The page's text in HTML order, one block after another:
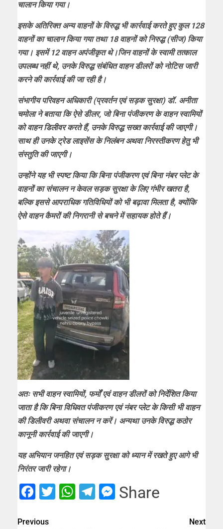
चालान किया गया।
इसके अतिरिक्त अन्य वाहनों के विरुद्ध भी कार्रवाई करते हुए कुल 128
वाहनों का चालान किया गया तथा 18 वाहनों को निरुद्ध (सीज) किया
गया। इसमें 12 वाहन अपंजीकृत थे।जिन वाहनों के स्वामी तत्काल
उपलब्ध नहीं थे, उनके विरुद्ध संबंधित वाहन डीलरों को नोटिस जारी
करने की कार्रवाई की जा रही है।
संभागीय परिवहन अधिकारी (प्रवर्तन एवं सड़क सुरक्षा) डॉ. अनीता
चमोला ने बताया कि ऐसे डीलर, जो बिना पंजीकरण के वाहन स्वामियों
को वाहन डिलीवर करते हैं, उनके विरुद्ध सख्त कार्रवाई की जाएगी।
साथ ही उनके ट्रेड लाइसेंस के निलंबन अथवा निरस्तीकरण हेतु भी
संस्तुति की जाएगी।
उन्होंने यह भी स्पष्ट किया कि बिना पंजीकरण एवं बिना नंबर प्लेट के
वाहनों का संचालन न केवल सड़क सुरक्षा के लिए गंभीर खतरा है,
बल्कि इससे आपराधिक गतिविधियों को भी बढ़ावा मिलता है, क्योंकि
ऐसे वाहन कैमरों की निगरानी से बचने में सहायक होते हैं।
अतः सभी वाहन स्वामियों, फर्मों एवं वाहन डीलरों को निर्देशित किया
जाता है कि बिना विधिवत पंजीकरण एवं नंबर प्लेट के किसी भी वाहन
की डिलीवरी अथवा संचालन न करें। अन्यथा उनके विरुद्ध कठोर
कानूनी कार्रवाई की जाएगी।
यह अभियान जनहित एवं सड़क सुरक्षा को ध्यान में रखते हुए आगे भी
निरंतर जारी रहेगा।
Facebook
Twitter
WhatsApp
Telegram
Messenger
Share
Previous
Next